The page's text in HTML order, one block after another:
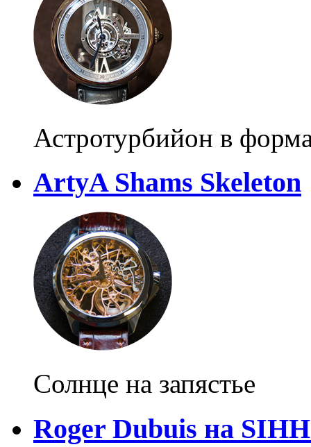
Астротурбийон в
ArtyA Shams Skeleton
Солнце на запястье
Roger Dubuis на